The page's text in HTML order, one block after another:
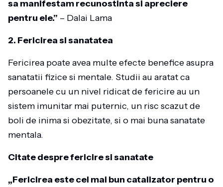
sa manifestam recunostinta si apreciere
pentru ele.” – Dalai Lama
2. Fericirea si sanatatea
Fericirea poate avea multe efecte benefice asupra
sanatatii fizice si mentale. Studii au aratat ca
persoanele cu un nivel ridicat de fericire au un
sistem imunitar mai puternic, un risc scazut de
boli de inima si obezitate, si o mai buna sanatate
mentala.
Citate despre fericire si sanatate
„Fericirea este cel mai bun catalizator pentru o